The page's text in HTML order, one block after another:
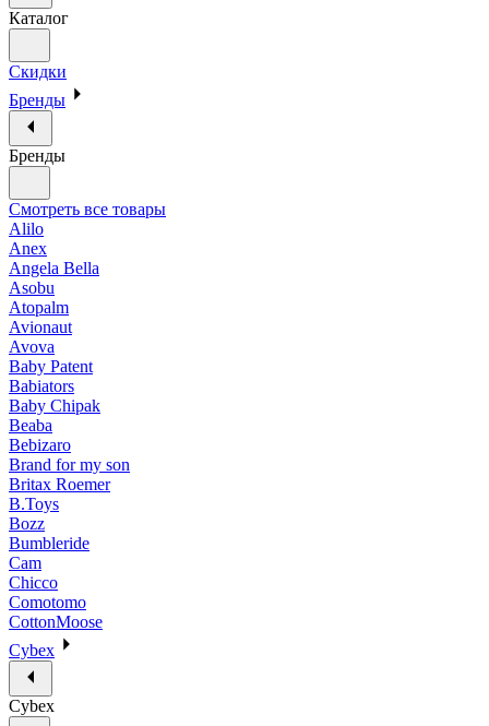
Каталог
Скидки
Бренды
Бренды
Смотреть все товары
Alilo
Anex
Angela Bella
Asobu
Atopalm
Avionaut
Avova
Baby Patent
Babiators
Baby Chipak
Beaba
Bebizaro
Brand for my son
Britax Roemer
B.Toys
Bozz
Bumbleride
Cam
Chicco
Comotomo
CottonMoose
Cybex
Cybex